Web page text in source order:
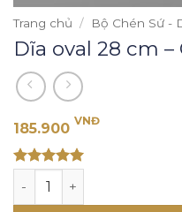
Trang chủ / Bộ Chén Sứ -
Dĩa oval 28 cm
185.900 VNĐ
out of 5
Dĩa oval 28 cm -